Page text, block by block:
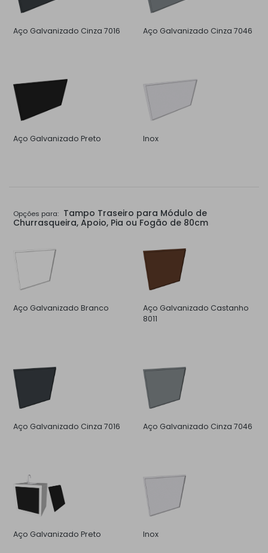
Aço Galvanizado Cinza 7016 Aço Galvanizado Cinza 7046
Aço Galvanizado Preto Inox
Opções para: Tampo Traseiro para Módulo de
Churrasqueira, Apoio, Pia ou Fogão de 80cm
Aço Galvanizado Branco
Aço Galvanizado Castanho
8011
Aço Galvanizado Cinza 7016 Aço Galvanizado Cinza 7046
Aço Galvanizado Preto Inox